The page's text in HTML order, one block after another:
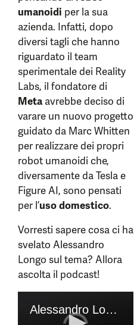
umanoidi per la sua
azienda. Infatti, dopo
diversi tagli che hanno
riguardato il team
sperimentale dei Reality
Labs, il fondatore di
Metaavrebbe deciso di
varare un nuovo progetto
guidato da Marc Whitten
per realizzare dei propri
robot umanoidi che,
diversamente da Tesla e
Figure AI, sono pensati
per l’uso domestico.
Vorresti sapere cosa ci ha
svelato Alessandro
Longo sul tema? Allora
ascolta il podcast!